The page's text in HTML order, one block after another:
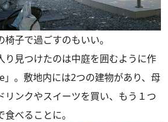
子で過ごすのもいい。
見つけたのは中庭を囲むように作
」。敷地内には2つの建物があり、母
リンクやスイーツを買い、もう１つ
べることに。